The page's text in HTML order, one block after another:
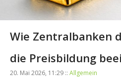
Wie Zentralbanken
die Preisbildung
20. Mai 2026, 11:29 :: Allgemein